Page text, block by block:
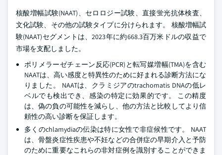
核酸増幅試験(NAAT)、セロロジー試験、直接蛍光抗体検査、
文化試験、その他の試験タイプに分けられます。 核酸増幅試
験(NAAT)セグメントは、2023年に約668.3百万米ドルの収益で
市場を支配しました。
ポリメラーゼチェーン反応(PCR)と転写媒増幅(TMA)を含む
NAATは、高い感度と特異性のために好まれる診断方法にな
りました。 NAATは、クラミジアのtrachomatis DNAの低レ
ベルでも検出でき、感染の特定に効果的です。 この精度
は、偽の負の可能性を減らし、他の方法と比較してより信
頼性の高い診断を保証します。
多くのchlamydiaの伝染は特に女性で非症候性です。 NAAT
は、骨盤炎症性疾患や不妊などの合併症の早期介入と予防
のために重要なこれらの非対症例を識別することができま